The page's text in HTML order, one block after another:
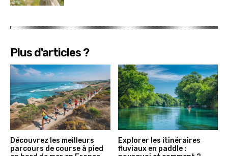
Plus d'articles ?
Découvrez les meilleurs
parcours de course à pied
Explorer les itinéraires
fluviaux en paddle :